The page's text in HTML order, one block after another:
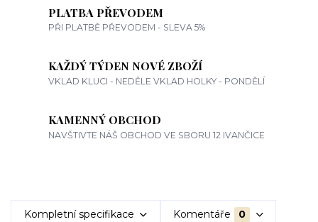
PLATBA PŘEVODEM
PŘI PLATBĚ PŘEVODEM - SLEVA 5%
KAŽDÝ TÝDEN NOVÉ ZBOŽÍ
VKLAD KLUCI - NEDĚLE VKLAD HOLKY - PONDĚLÍ
KAMENNÝ OBCHOD
NAVŠTIVTE NÁŠ OBCHOD VE SBORU 12 IVANČICE
Kompletní specifikace Komentáře 0